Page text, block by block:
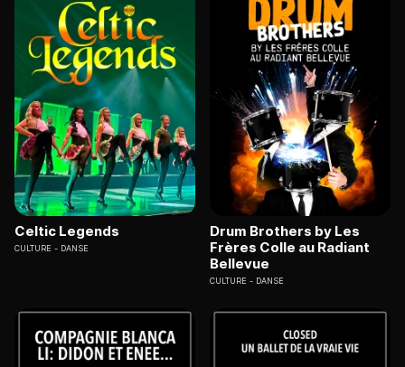
Celtic Legends
CULTURE DANSE
Drum Brothers by Les
Frères Colle au Radiant
Bellevue
CULTURE DANSE